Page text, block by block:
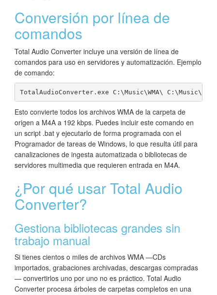
Conversión por línea de
comandos
Total Audio Converter incluye una versión de línea de
comandos para uso en servidores y automatización. Ejemplo
de comando:
TotalAudioConverter.exe C:\Music\WMA\
Esto convierte todos los archivos WMA de la carpeta de
origen a M4A a 192 kbps. Puedes incluir este comando en
un script .bat y ejecutarlo de forma programada con el
Programador de tareas de Windows, lo que resulta útil para
canalizaciones de ingesta automatizada o bibliotecas de
servidores multimedia que requieren entrada en M4A.
¿Por qué usar Total Audio
Converter?
Gestiona bibliotecas grandes sin
trabajo manual
Si tienes cientos o miles de archivos WMA —CDs
importados, grabaciones archivadas, descargas compradas
— convertirlos uno por uno no es práctico. Total Audio
Converter procesa árboles de carpetas completos en una